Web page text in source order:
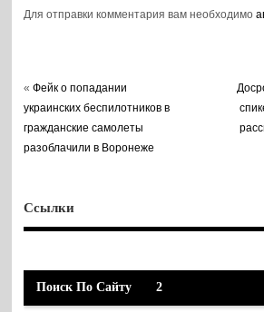
Для отправки комментария вам необходимо
«Фейк о попадании
украинских беспилотников в
гражданские самолеты
разоблачили в Воронеже
Ссылки
Поиск По Сайту 2